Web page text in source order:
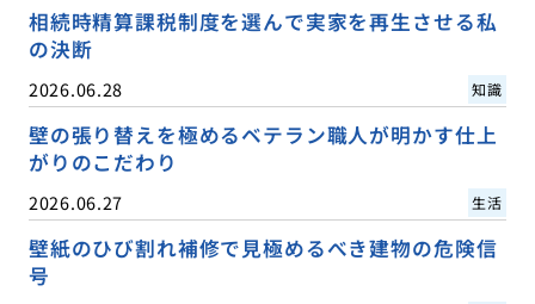
相続時精算課税制度を選んで実家を再生させる私
の決断
2026.06.28 知識
壁の張り替えを極めるベテラン職人が明かす仕上
がりのこだわり
2026.06.27 生活
壁紙のひび割れ補修で見極めるべき建物の危険信
号